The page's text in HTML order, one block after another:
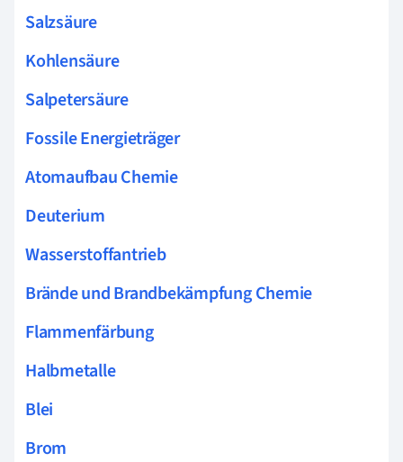
Salzsäure
Kohlensäure
Salpetersäure
Fossile Energieträger
Atomaufbau Chemie
Deuterium
Wasserstoffantrieb
Brände und Brandbekämpfung Chemie
Flammenfärbung
Halbmetalle
Blei
Brom